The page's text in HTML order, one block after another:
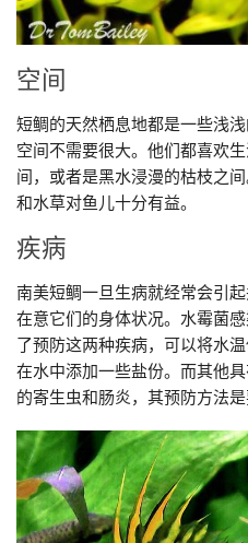
空间
短鲷的天然栖息地都是一些浅
空间不需要很大。他们都喜欢
间，或者是黑水浸漫的枯枝之
和水草对鱼儿十分有益。
疾病
南美短鲷一旦生病就经常会引
在意它们的身体状况。水霉菌
了预防这两种疾病，可以将水
在水中添加一些盐份。而其他
的寄生虫和肠炎，其预防方法是